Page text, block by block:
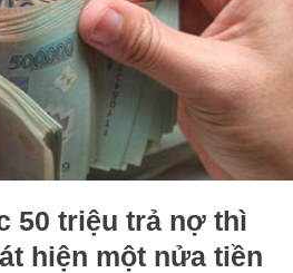
50 triệu trả nợ thì
hiện một nửa tiền